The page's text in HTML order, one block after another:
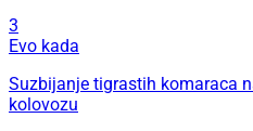
3
Evo kada
Suzbijanje tigrastih komaraca
kolovozu